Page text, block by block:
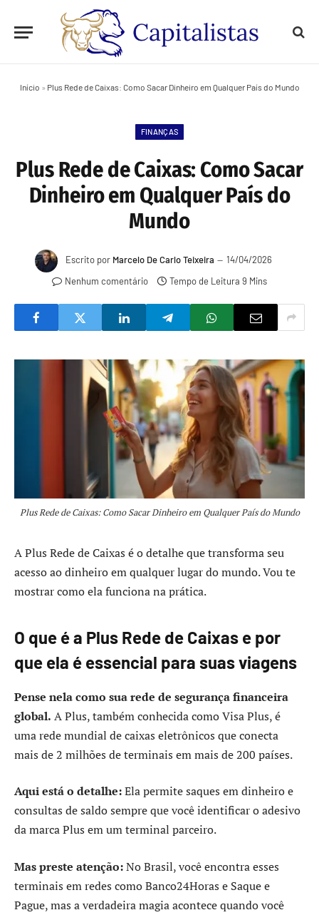
Início » Plus Rede de Caixas: Como Sacar Dinheiro em Qualquer País do Mundo
FINANÇAS
Plus Rede de Caixas: Como Sacar
Dinheiro em Qualquer País do
Mundo
Escrito por Marcelo De Carlo Teixeira
14/04/2026
Nenhum comentário
Tempo de Leitura 9 Mins
Plus Rede de Caixas: Como Sacar Dinheiro em Qualquer País do Mundo
A Plus Rede de Caixas é o detalhe que transforma seu
acesso ao dinheiro em qualquer lugar do mundo. Vou te
mostrar como ela funciona na prática.
O que é a Plus Rede de Caixas e por
que ela é essencial para suas viagens
Pense nela como sua rede de segurança financeira
global. A Plus, também conhecida como Visa Plus, é
uma rede mundial de caixas eletrônicos que conecta
mais de 2 milhões de terminais em mais de 200 países.
Aqui está o detalhe:Ela permite saques em dinheiro e
consultas de saldo sempre que você identificar o adesivo
da marca Plus em um terminal parceiro.
Mas preste atenção:No Brasil, você encontra esses
terminais em redes como Banco24Horas e Saque e
Pague, mas a verdadeira magia acontece quando você